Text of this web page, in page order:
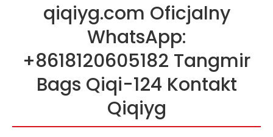
qiqiyg.com Oficjalny
WhatsApp:
+8618120605182 Tangmir
Bags Qiqi-124 Kontakt
Qiqiyg